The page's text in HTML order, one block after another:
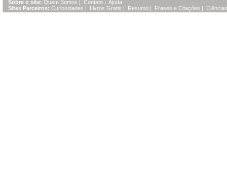
Sobre o site: Quem Somos | Contato | Ajuda
Sites Parceiros: Curiosidades | Livros Grátis | Resumo | Frases e Citações |